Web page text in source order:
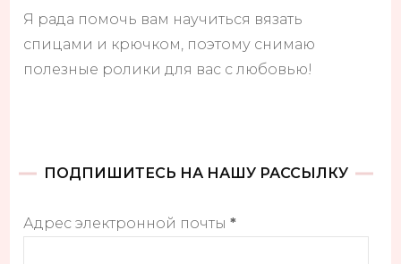
Я рада помочь вам научиться вязать
спицами и крючком, поэтому снимаю
полезные ролики для вас с любовью!
ПОДПИШИТЕСЬ НА НАШУ РАССЫЛКУ
Адрес электронной почты*